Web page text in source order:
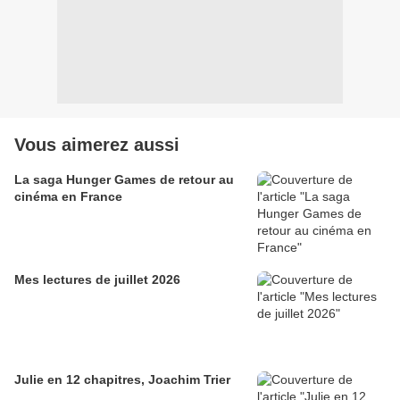
Vous aimerez aussi
La saga Hunger Games de retour au
cinéma en France
Mes lectures de juillet 2026
Julie en 12 chapitres, Joachim Trier